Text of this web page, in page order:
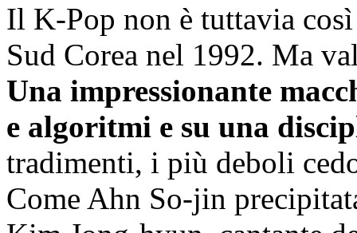
Il K-Pop non è tuttavia
Sud Corea nel 1992. Ma
Una impressionante
e algoritmi e su una
tradimenti, i più deboli
Come Ahn So-jin